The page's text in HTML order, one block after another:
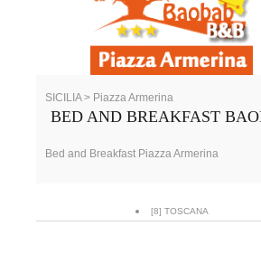
SICILIA > Piazza Armerina
BED AND BREAKFAST
Bed and Breakfast Piazza Armerina
[8] TOSCANA